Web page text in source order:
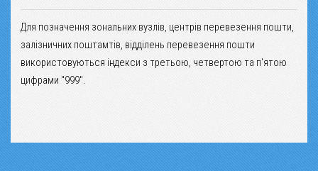
Для позначення зональних вузлів, центрів перевезення пошти,
залізничних поштамтів, відділень перевезення пошти
використовуються індекси з третьою, четвертою та п'ятою
цифрами "999".